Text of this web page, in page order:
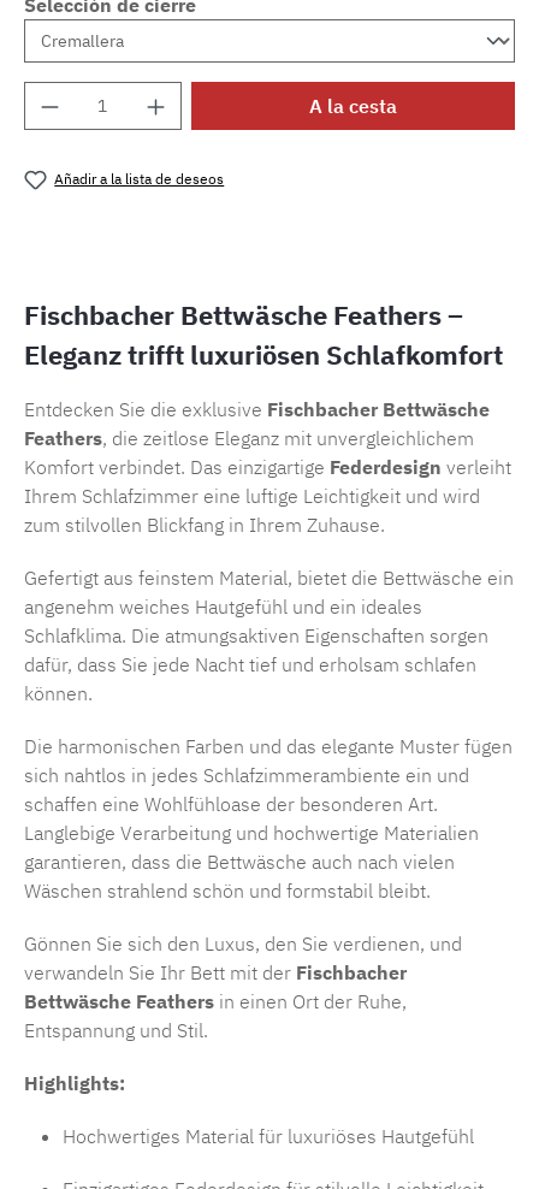
Selección de cierre
Cantidad del producto: introduce la
A la cesta
Añadir a la lista de deseos
Fischbacher Bettwäsche Feathers –
Eleganz trifft luxuriösen Schlafkomfort
Entdecken Sie die exklusive Fischbacher Bettwäsche
Feathers, die zeitlose Eleganz mit unvergleichlichem
Komfort verbindet. Das einzigartige Federdesign verleiht
Ihrem Schlafzimmer eine luftige Leichtigkeit und wird
zum stilvollen Blickfang in Ihrem Zuhause.
Gefertigt aus feinstem Material, bietet die Bettwäsche ein
angenehm weiches Hautgefühl und ein ideales
Schlafklima. Die atmungsaktiven Eigenschaften sorgen
dafür, dass Sie jede Nacht tief und erholsam schlafen
können.
Die harmonischen Farben und das elegante Muster fügen
sich nahtlos in jedes Schlafzimmerambiente ein und
schaffen eine Wohlfühloase der besonderen Art.
Langlebige Verarbeitung und hochwertige Materialien
garantieren, dass die Bettwäsche auch nach vielen
Wäschen strahlend schön und formstabil bleibt.
Gönnen Sie sich den Luxus, den Sie verdienen, und
verwandeln Sie Ihr Bett mit der Fischbacher
Bettwäsche Feathers in einen Ort der Ruhe,
Entspannung und Stil.
Highlights:
Hochwertiges Material für luxuriöses Hautgefühl